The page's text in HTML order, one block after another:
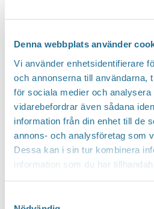
Denna webbplats använder
Vi använder enhetsidentifierare
och annonserna till användarna,
för sociala medier och
vidarebefordrar även sådana
information från din enhet till de
annons- och analysföretag som
Dessa kan i sin tur kombinera
information som du har